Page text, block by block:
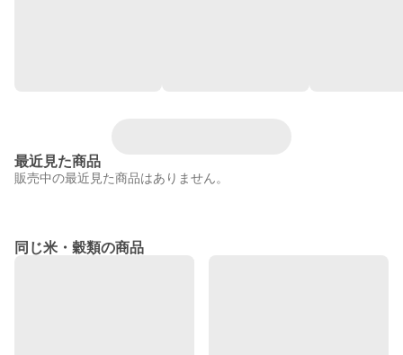
最近見た商品
販売中の最近見た商品はありません。
同じ米・穀類の商品